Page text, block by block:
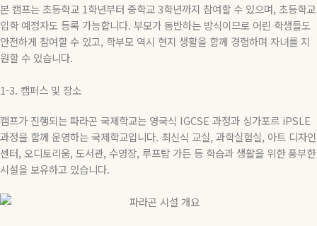
본 캠프는 초등학교 1학년부터 중학교3학년까지 참여할 수 있으며, 초등학교
입학 예정자도 등록 가능합니다. 부모가 동반하는 방식이므로 어린 학생들도
안전하게 참여할 수 있고, 학부모 역시 현지 생활을 함께 경험하며 자녀를 지
원할 수 있습니다.
1-3. 캠퍼스 및 장소
캠프가 진행되는 파라곤 국제학교는 영국식 IGCSE 과정과 싱가포르 iPSLE
과정을 함께 운영하는 국제학교입니다. 최신식 교실, 과학실험실, 아트 디자인
센터, 오디토리움, 도서관, 수영장, 루프탑 가든 등 학습과 생활을 위한 풍부한
시설을 보유하고 있습니다.